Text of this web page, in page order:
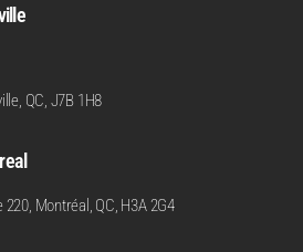
QC, J7B 1H8
Montréal, QC, H3A 2G4